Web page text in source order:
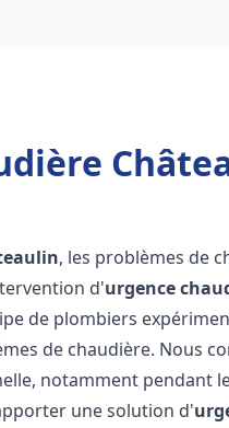
, les problèmes de
d'urgence
de plombiers
de chaudière. Nous
notamment pendant
une solution d'